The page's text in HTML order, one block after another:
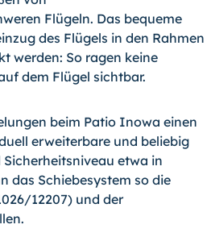
Flü­geln. Das bequeme
des Flügels in den Rahmen
werden: So ragen keine
dem Flügel sichtbar.
beim Patio Inowa einen
erweiterbare und beliebig
etwa in
das Schiebesys­tem so die
12207) und der